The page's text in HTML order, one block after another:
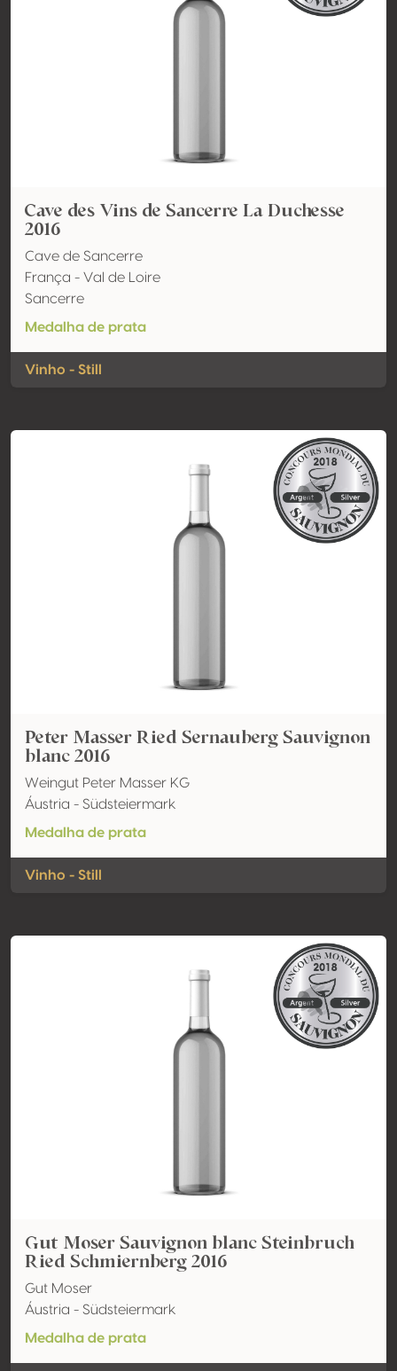
Cave des Vins de Sancerre La Duchesse
2016
Cave de Sancerre
França - Val de Loire
Sancerre
Medalha de prata
Vinho - Still
Peter Masser Ried Sernauberg Sauvignon
blanc 2016
Weingut Peter Masser KG
Áustria - Südsteiermark
Medalha de prata
Vinho - Still
Gut Moser Sauvignon blanc Steinbruch
Ried Schmiernberg 2016
Gut Moser
Áustria - Südsteiermark
Medalha de prata